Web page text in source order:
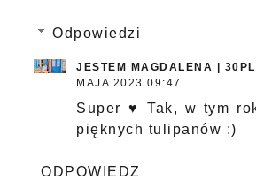
Odpowiedzi
JESTEM MAGDALENA |
MAJA 2023 09:47
Super ♥ Tak, w tym
pięknych tulipanów :)
ODPOWIEDZ